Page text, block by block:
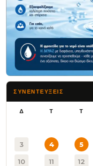
ΣΥΝΕΝΤΕΥΞΕΙΣ
Δ Τ Τ
3 4 5
10 11 12